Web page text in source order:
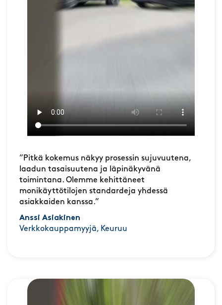
”Pitkä kokemus näkyy prosessin sujuvuutena,
laadun tasaisuutena ja läpinäkyvänä
toimintana. Olemme kehittäneet
monikäyttötilojen standardeja yhdessä
asiakkaiden kanssa.”
Anssi Asiakinen
Verkkokauppamyyjä, Keuruu